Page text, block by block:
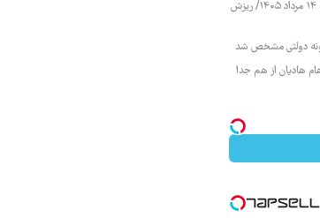
قیمت محصولات ایران خودرو چهارشنبه ۱۴ مرداد ۱۴۰۵/ ریزش
دولتی مشخص شد
هادیان از هم جدا